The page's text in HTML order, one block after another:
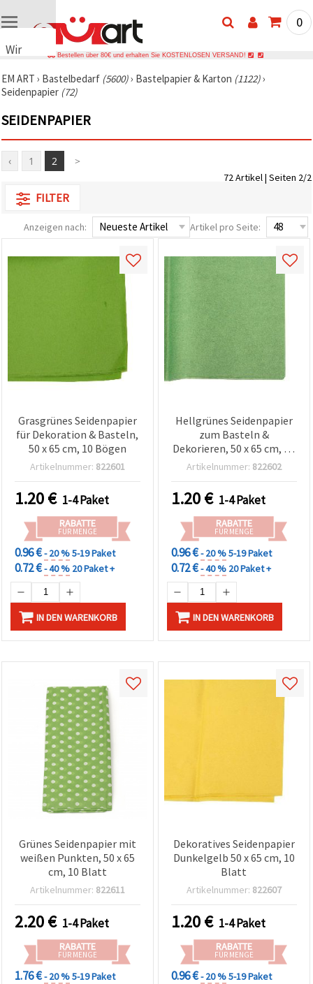
Wir
Cookies
🍪 Wir
Cookies
ähnliche
um das
der Website
Nutzungserlebnis
verbessern
Werbung
unserer
Partner für
Analyse
Marketing.
Sie können
alle
Cookies
akzeptieren,
ablehnen
oder Ihre
Auswahl in
den
Einstellungen
individuell
festlegen.
Einwilligung
können Sie
jederzeit
oder
Datenschutzerklärung
Alle
akzeptieren
Cookie-
Einstellungen
0
Bestellen über 80€ und erhalten Sie KOSTENLOSEN VERSAND!
EM ART › Bastelbedarf (5600)› Bastelpapier & Karton (1122)›
Seidenpapier (72)
SEIDENPAPIER
‹ 1 2 >
72 Artikel | Seiten 2/2
FILTER
Anzeigen nach: Artikel pro Seite:
Grasgrünes Seidenpapier
für Dekoration & Basteln,
50 x 65 cm, 10 Bögen
Artikelnummer: 822601
1.20€ 1-4 Paket
RABATTE
FÜR MENGE
0.96 €- 20 %5-19 Paket
0.72 €- 40 % 20 Paket +
IN DEN WARENKORB
Hellgrünes Seidenpapier
zum Basteln &
Dekorieren, 50 x 65 cm, 10
Bogen
Artikelnummer: 822602
1.20€ 1-4 Paket
RABATTE
FÜR MENGE
0.96 €- 20 %5-19 Paket
0.72 €- 40 % 20 Paket +
IN DEN WARENKORB
Grünes Seidenpapier mit
weißen Punkten, 50 x 65
cm, 10 Blatt
Artikelnummer: 822611
2.20€ 1-4 Paket
RABATTE
FÜR MENGE
1.76 €- 20 %5-19 Paket
Dekoratives Seidenpapier
Dunkelgelb 50 x 65 cm, 10
Blatt
Artikelnummer: 822607
1.20€ 1-4 Paket
RABATTE
FÜR MENGE
0.96 €- 20 %5-19 Paket